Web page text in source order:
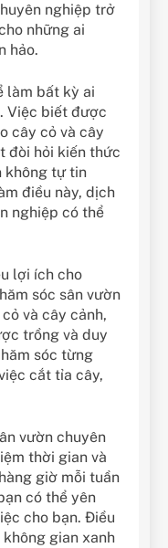
nghiệp trở
những ai
hảo.
làm bất kỳ ai
Việc biết được
cây cỏ và cây
đòi hỏi kiến thức
không tự tin
điều này, dịch
nghiệp có thể
lợi ích cho
sóc sân vườn
và cây cảnh,
trồng và duy
sóc từng
cắt tỉa cây,
vườn chuyên
thời gian và
giờ mỗi tuần
có thể yên
cho bạn. Điều
gian xanh